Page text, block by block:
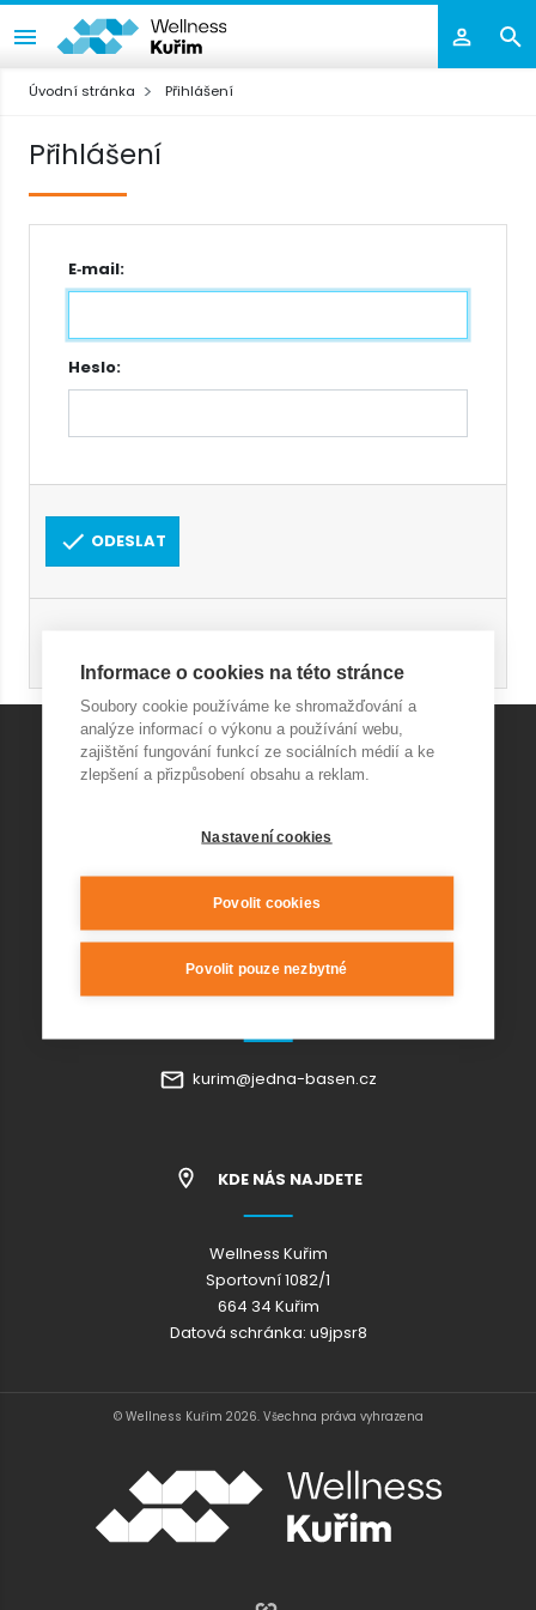
Úvodní stránka Přihlášení
Přihlášení
E‑mail:
Heslo:
ODESLAT
KONTAKT AQUAPARK
+420 541 420 240
info@wellnesskurim.cz
Wellness Kuřim s.r.o.
KONTAKT RESTAURACE
kurim@jedna-basen.cz
KDE NÁS NAJDETE
Wellness Kuřim
Sportovní 1082/1
664 34 Kuřim
Datová schránka: u9jpsr8
© Wellness Kuřim 2026. Všechna práva vyhrazena
Informace o cookies na této stránce
Soubory cookie používáme ke shromažďování a
analýze informací o výkonu a používání webu,
zajištění fungování funkcí ze sociálních médií a ke
zlepšení a přizpůsobení obsahu a reklam.
Nastavení cookies
Povolit cookies
Povolit pouze nezbytné